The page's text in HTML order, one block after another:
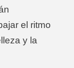
el ritmo
y la